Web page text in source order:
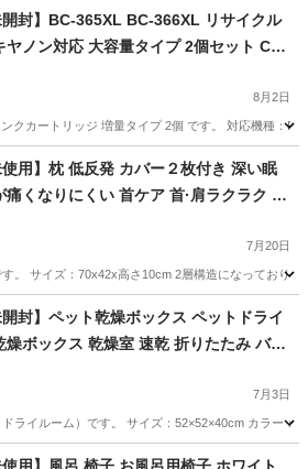
開封】BC-365XL BC-366XL リサイクル
ヤノン対応 大容量タイプ 2個セット Can
8月2日
クカートリッジ 増量タイプ 2個 です。 対応機種：
プリンター
使用】枕 低反発 カバー２枚付き 深い眠
痛くなりにくい 首ケア 首·肩ラクラク 70
7月20日
。 サイズ：70x42x高さ10cm 2層構造になっており
寝具 低反発枕
開封】ペット乾燥ボックス ペットドライ
燥ボックス 乾燥室 速乾 折りたたみ バス
7月3日
ライルーム）です。 サイズ：52×52×40cm カラー
生活雑貨 ボックス